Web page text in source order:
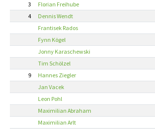
3
Florian Freihube
4
Dennis Wendt
Frantisek Rados
Fynn Kögel
Jonny Karaschewski
Tim Schölzel
9
Hannes Ziegler
Jan Vacek
Leon Pohl
Maximilian Abraham
Maximilian Arlt